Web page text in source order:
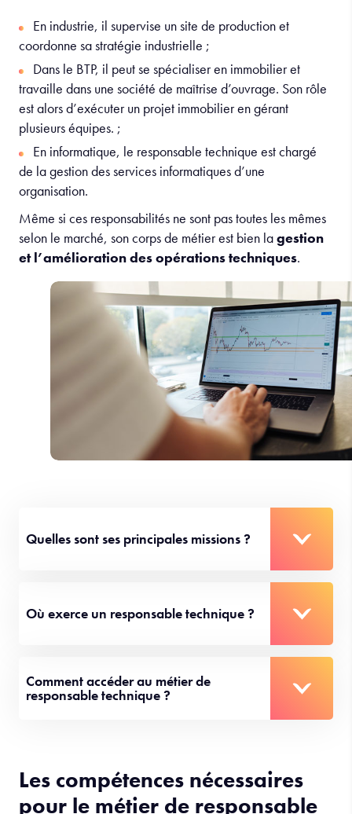
En industrie, il supervise un site de production et
coordonne sa stratégie industrielle ;
Dans le BTP, il peut se spécialiser en immobilier et
travaille dans une société de maîtrise d’ouvrage. Son rôle
est alors d’exécuter un projet immobilier en gérant
plusieurs équipes. ;
En informatique, le responsable technique est chargé
de la gestion des services informatiques d’une
organisation.
Même si ces responsabilités ne sont pas toutes les mêmes
selon le marché, son corps de métier est bien lagestion
et l’amélioration des opérations techniques.
Quelles sont ses principales missions ?
Où exerce un responsable technique ?
Comment accéder au métier de
responsable technique ?
Les compétences nécessaires
pour le métier de responsable